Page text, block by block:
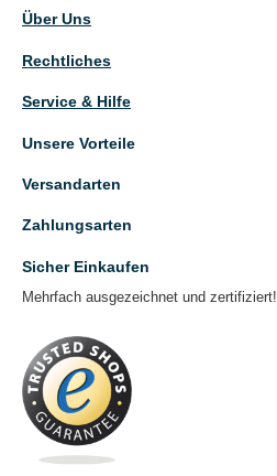
Über Uns
Rechtliches
Service & Hilfe
Unsere Vorteile
Versandarten
Zahlungsarten
Sicher Einkaufen
Mehrfach ausgezeichnet und zertifiziert!